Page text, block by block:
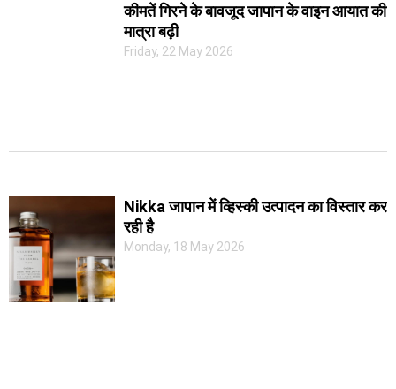
कीमतें गिरने के बावजूद जापान के वाइन आयात की
मात्रा बढ़ी
Friday, 22 May 2026
Nikka जापान में व्हिस्की उत्पादन का विस्तार कर
रही है
Monday, 18 May 2026